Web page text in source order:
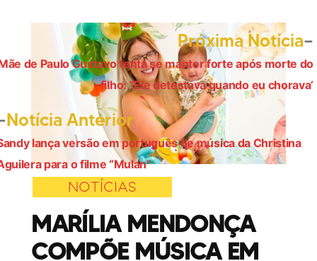
NOTÍCIAS
MARÍLIA MENDONÇA
COMPÕE MÚSICA EM
Notícia AnteriorPost
anterior:
lança versão em português de música da Christina
para o filme “Mulan”
Próxima Notícia
de Paulo Gustavo tenta se manter forte após morte do
filho: ”Ele detestava quando eu chorava’